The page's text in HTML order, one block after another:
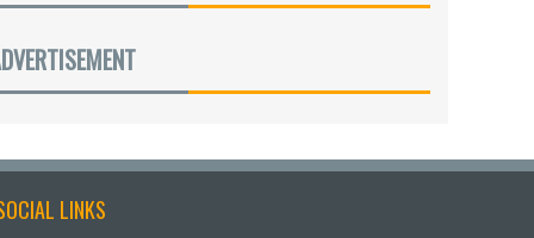
LINKS